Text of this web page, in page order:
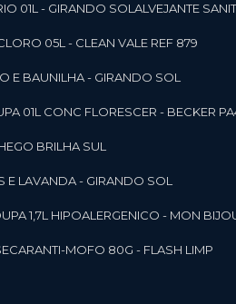
01L - GIRANDO SOL ALVEJANTE
05L - CLEAN VALE REF 879
E BAUNILHA - GIRANDO SOL
01L CONC FLORESCER - BECKER
BRILHA SUL
E LAVANDA - GIRANDO SOL
1,7L HIPOALERGENICO - MON
ANTI-MOFO 80G - FLASH LIMP